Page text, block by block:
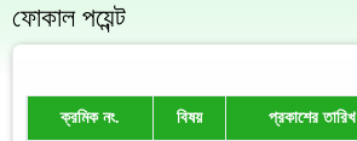
ফোকাল পয়েন্ট
ক্রমিক নং. বিষয় প্রকাশের তারিখ